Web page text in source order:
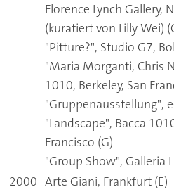
Florence Lynch Gallery,
(kuratiert von Lilly Wei)
"Pitture?", Studio G7,
"Maria Morganti, Chris
1010, Berkeley, San
"Gruppenausstellung",
"Landscape", Bacca
Francisco (G)
"Group Show", Galleria
2000 Arte Giani, Frankfurt (E)